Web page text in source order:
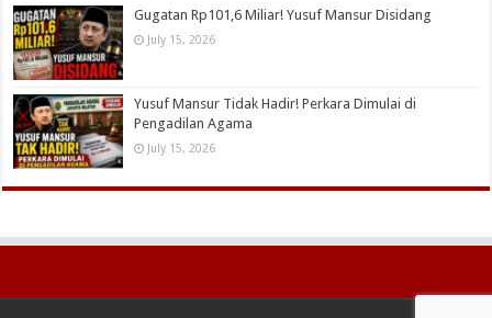
Gugatan Rp101,6 Miliar! Yusuf Mansur Disidang
July 15, 2026
Yusuf Mansur Tidak Hadir! Perkara Dimulai di
Pengadilan Agama
July 15, 2026